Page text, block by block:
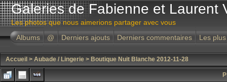
Galeries de Fabienne et Laurent
Les photos que nous aimerions partager avec vous
Albums
@ Derniers ajouts Derniers commentaires Les
Accueil > Aubade / Lingerie > Boutique Nuit Blanche 2012-11-28